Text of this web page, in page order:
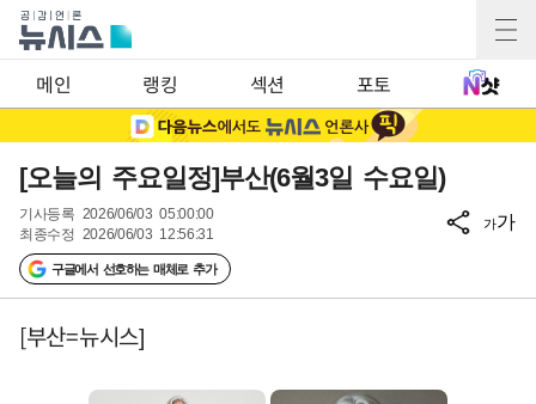
메인 랭킹 섹션 포토
[오늘의 주요일정]부산(6월3일 수요일)
기사등록 2026/06/03 05:00:00
최종수정 2026/06/03 12:56:31
구글에서 선호하는 매체로 추가
가가
[부산=뉴시스]